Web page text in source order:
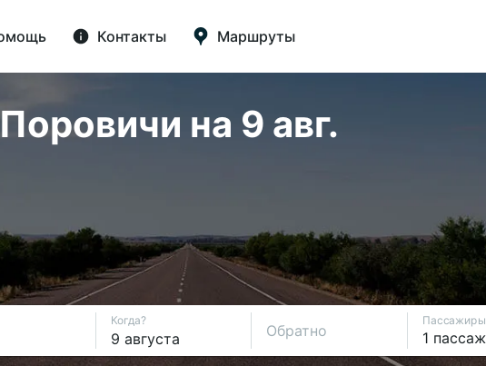
Контакты Маршруты
на 9 авг.
Когда?
Обратно
Пассажиры